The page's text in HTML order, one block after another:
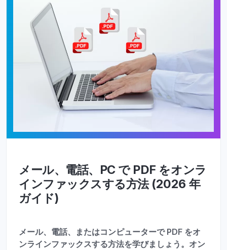
メール、電話、PC で PDF をオンラ
インファックスする方法 (2026 年
ガイド)
メール、電話、またはコンピューターで PDF をオ
ンラインファックスする方法を学びましょう。オン